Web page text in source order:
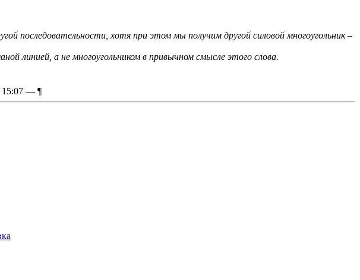
последовательности, хотя при этом мы получим другой силовой многоугольник –
линией, а не многоугольником в привычном смысле этого слова.
15:07 — ¶